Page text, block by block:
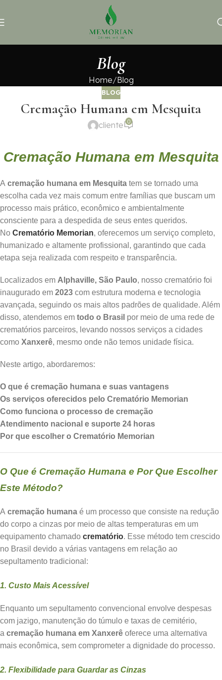
Blog
Home Blog
BLOG
Cremação Humana em Mesquita
cliente 0
Cremação Humana em Mesquita
A cremação humana em Mesquita tem se tornado uma
escolha cada vez mais comum entre famílias que buscam um
processo mais prático, econômico e ambientalmente
consciente para a despedida de seus entes queridos.
No Crematório Memorian, oferecemos um serviço completo,
humanizado e altamente profissional, garantindo que cada
etapa seja realizada com respeito e transparência.
Localizados em Alphaville, São Paulo, nosso crematório foi
inaugurado em 2023 com estrutura moderna e tecnologia
avançada, seguindo os mais altos padrões de qualidade. Além
disso, atendemos em todo o Brasil por meio de uma rede de
crematórios parceiros, levando nossos serviços a cidades
como Xanxerê, mesmo onde não temos unidade física.
Neste artigo, abordaremos:
O que é cremação humana e suas vantagens
Os serviços oferecidos pelo Crematório Memorian
Como funciona o processo de cremação
Atendimento nacional e suporte 24 horas
Por que escolher o Crematório Memorian
O Que é Cremação Humana e Por Que Escolher
Este Método?
A cremação humana é um processo que consiste na redução
do corpo a cinzas por meio de altas temperaturas em um
equipamento chamado crematório. Esse método tem crescido
no Brasil devido a várias vantagens em relação ao
sepultamento tradicional:
1. Custo Mais Acessível
Enquanto um sepultamento convencional envolve despesas
com jazigo, manutenção do túmulo e taxas de cemitério,
a cremação humana em Xanxerê oferece uma alternativa
mais econômica, sem comprometer a dignidade do processo.
2. Flexibilidade para Guardar as Cinzas